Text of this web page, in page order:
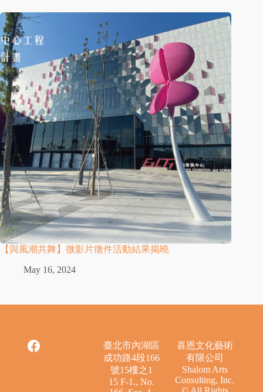
【與風潮共舞】微影片徵件活動結果揭曉
May 16, 2024
喜恩文化藝術
有限公司
Shalom Arts
Consulting, Inc.
臺北市內湖區
成功路4段166
號15樓之1
15 F-1., No.